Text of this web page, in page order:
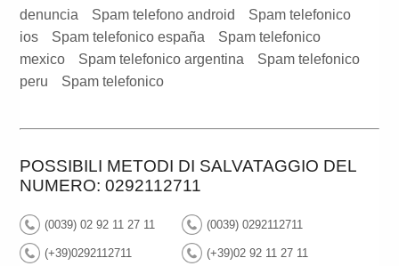
denuncia
Spam telefono android
Spam telefonico
ios
Spam telefonico españa
Spam telefonico
mexico
Spam telefonico argentina
Spam telefonico
peru
Spam telefonico
POSSIBILI METODI DI SALVATAGGIO DEL
NUMERO: 0292112711
(0039) 02 92 11 27 11 (0039) 0292112711
(+39)0292112711 (+39)02 92 11 27 11